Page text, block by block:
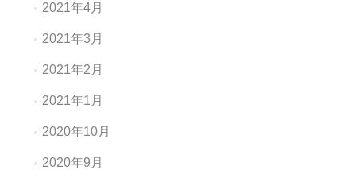
2021年4月
2021年3月
2021年2月
2021年1月
2020年10月
2020年9月